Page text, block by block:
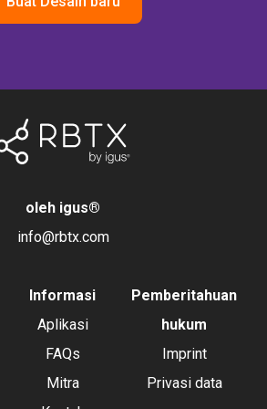
oleh igus®
info@rbtx.com
Informasi
Aplikasi
FAQs
Mitra
Pemberitahuan
hukum
Imprint
Privasi data